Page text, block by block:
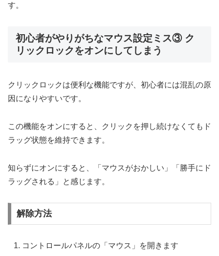
す。
初心者がやりがちなマウス設定ミス③ ク
リックロックをオンにしてしまう
クリックロックは便利な機能ですが、初心者には混乱の原
因になりやすいです。
この機能をオンにすると、クリックを押し続けなくてもド
ラッグ状態を維持できます。
知らずにオンにすると、「マウスがおかしい」「勝手にド
ラッグされる」と感じます。
解除方法
コントロールパネルの「マウス」を開きます